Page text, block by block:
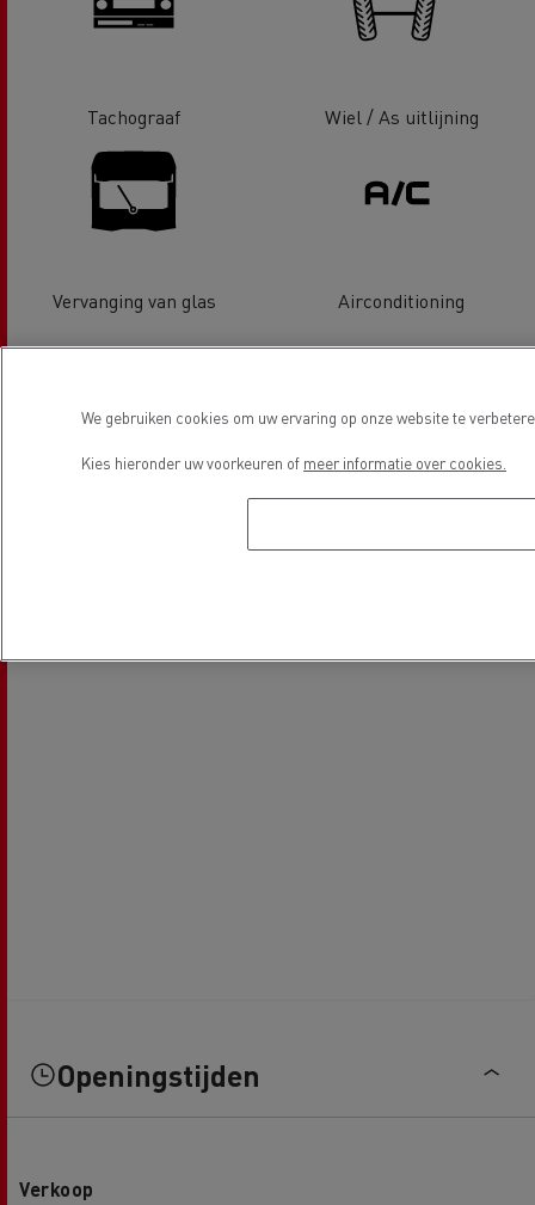
Tachograaf Wiel / As uitlijning
Vervanging van glas Airconditioning
Openingstijden
Verkoop
We gebruiken cookies om uw ervaring op onze website te
Kies hieronder uw voorkeuren of meer informatie over cookies.